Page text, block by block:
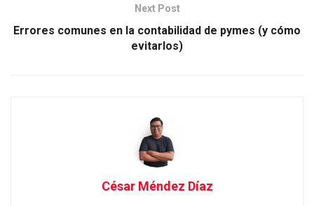
Next Post
Errores comunes en la contabilidad de pymes (y cómo
evitarlos)
César Méndez Díaz